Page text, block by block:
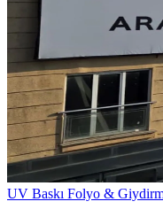
UV Baskı Folyo &